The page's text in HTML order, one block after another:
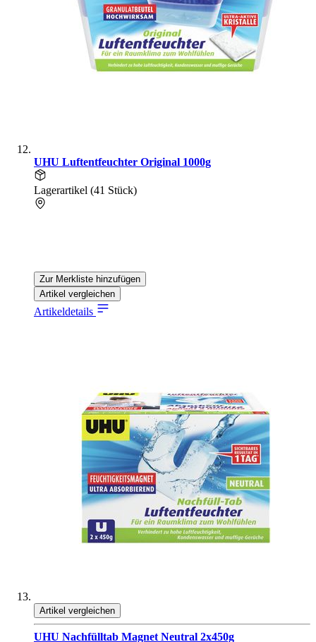
UHU Luftentfeuchter Original 1000g
Lagerartikel (41 Stück)
Zur Merkliste hinzufügen
Artikel vergleichen
Artikeldetails
Artikel vergleichen
UHU Nachfülltab Magnet Neutral 2x450g